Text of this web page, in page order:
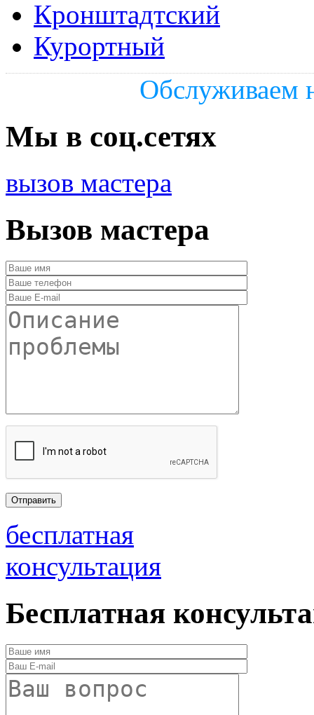
Кронштадтский
Курортный
Обслуживаем
Мы в соц.сетях
вызов мастера
Вызов мастера
бесплатная
консультация
Бесплатная